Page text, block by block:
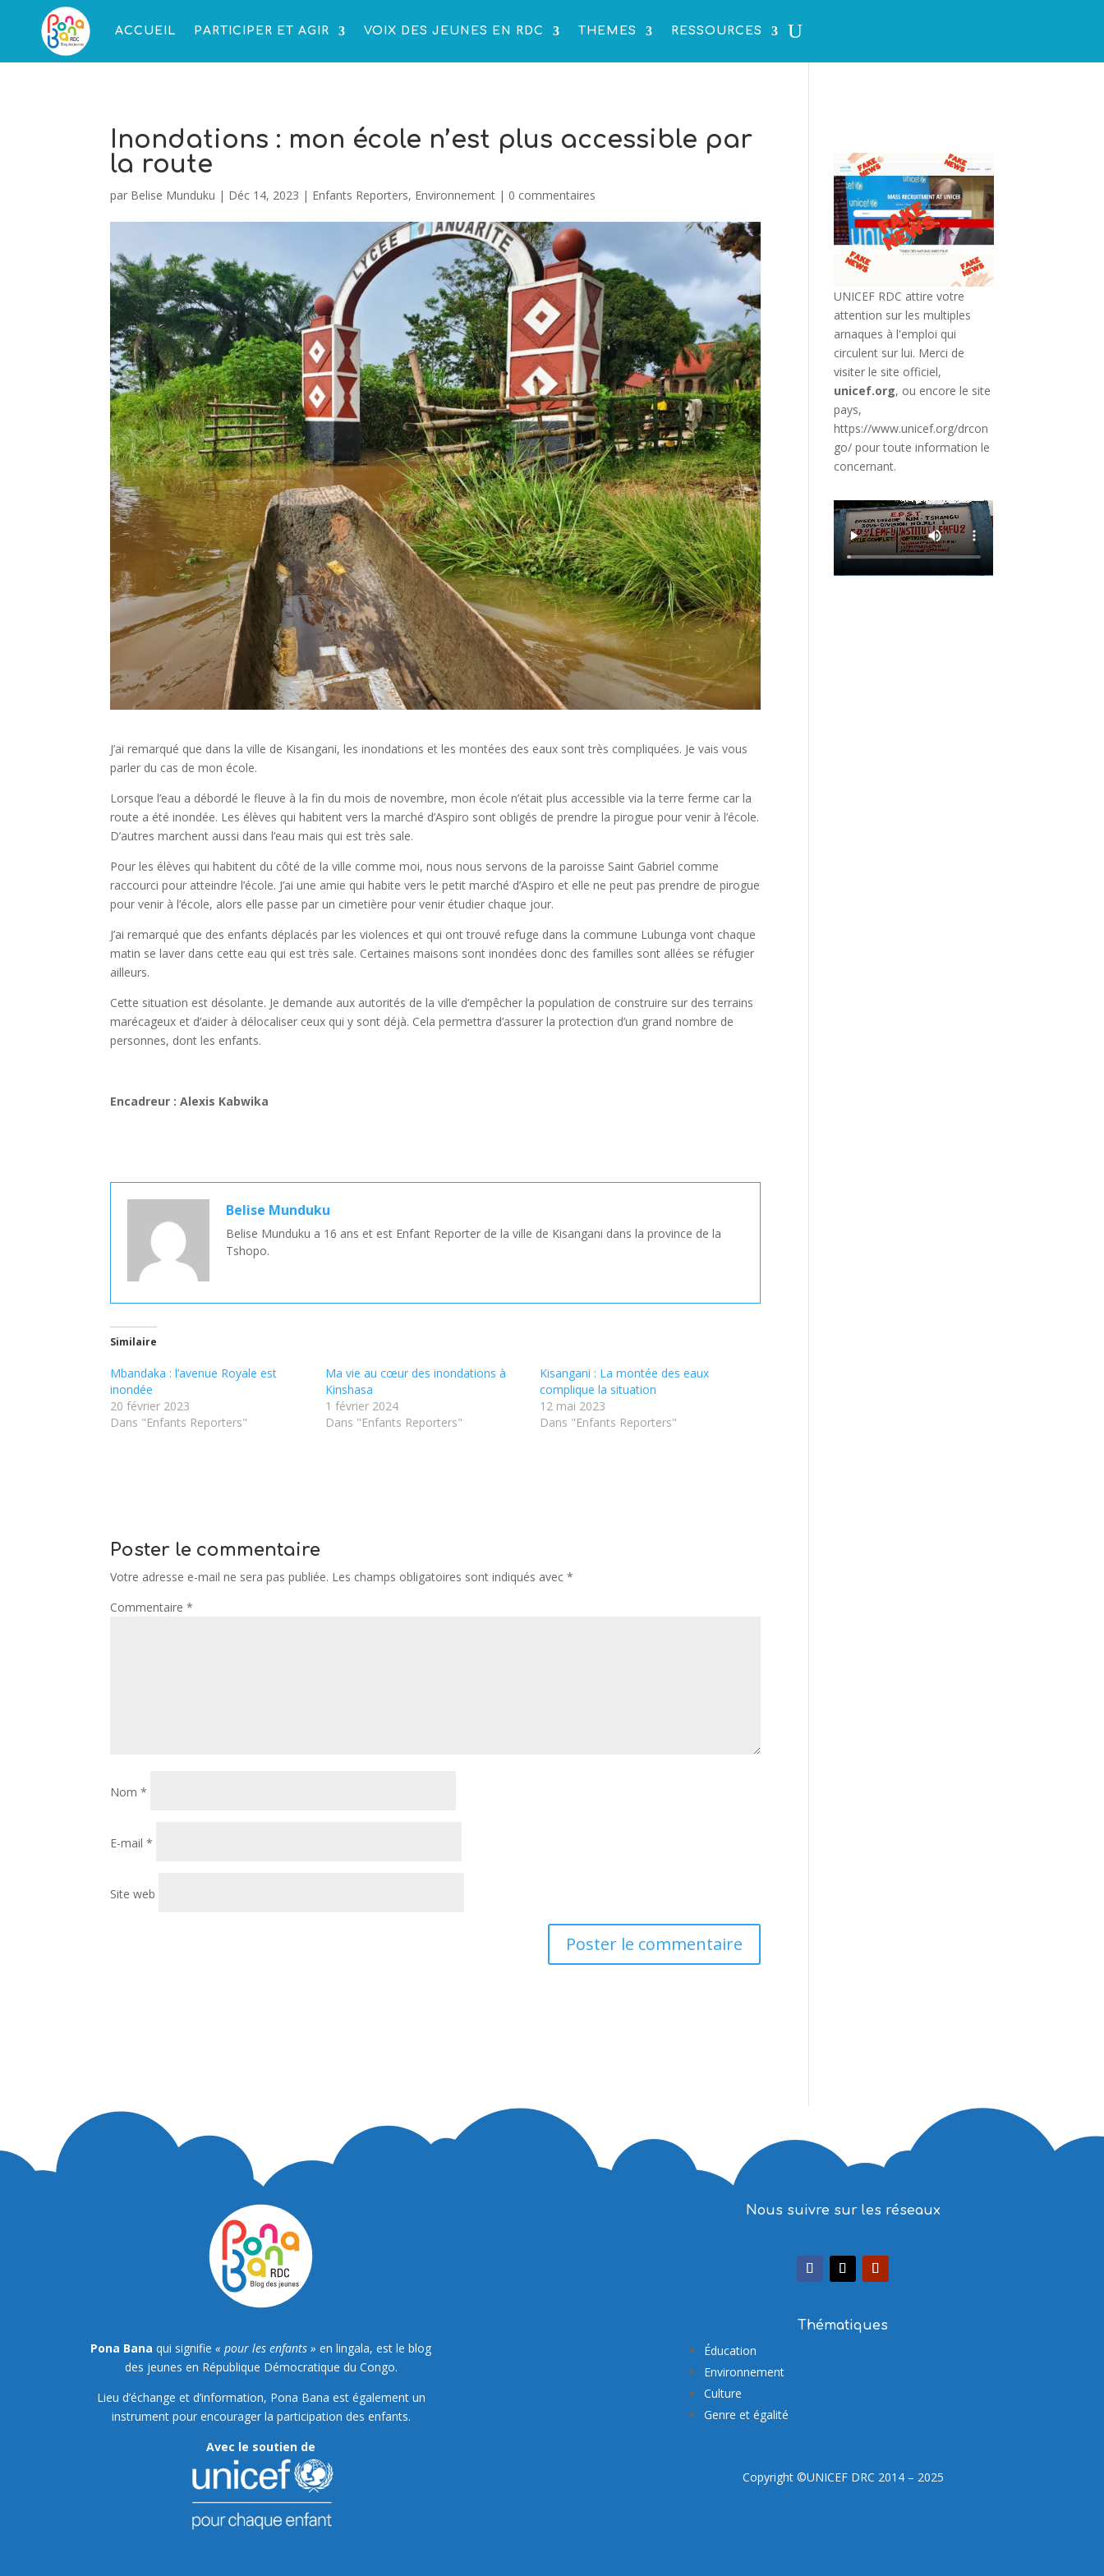
ACCUEIL PARTICIPER ET AGIR VOIX DES JEUNES EN RDC THEMES RESSOURCES
Inondations : mon école n’est plus accessible par
la route
par Belise Munduku | Déc 14, 2023 | Enfants Reporters, Environnement | 0 commentaires
J’ai remarqué que dans la ville de Kisangani, les inondations et les montées des eaux sont très compliquées. Je vais vous
parler du cas de mon école.
Lorsque l’eau a débordé le fleuve à la fin du mois de novembre, mon école n’était plus accessible via la terre ferme car la
route a été inondée. Les élèves qui habitent vers la marché d’Aspiro sont obligés de prendre la pirogue pour venir à l’école.
D’autres marchent aussi dans l’eau mais qui est très sale.
Pour les élèves qui habitent du côté de la ville comme moi, nous nous servons de la paroisse Saint Gabriel comme
raccourci pour atteindre l’école. J’ai une amie qui habite vers le petit marché d’Aspiro et elle ne peut pas prendre de pirogue
pour venir à l’école, alors elle passe par un cimetière pour venir étudier chaque jour.
J’ai remarqué que des enfants déplacés par les violences et qui ont trouvé refuge dans la commune Lubunga vont chaque
matin se laver dans cette eau qui est très sale. Certaines maisons sont inondées donc des familles sont allées se réfugier
ailleurs.
Cette situation est désolante. Je demande aux autorités de la ville d’empêcher la population de construire sur des terrains
marécageux et d’aider à délocaliser ceux qui y sont déjà. Cela permettra d’assurer la protection d’un grand nombre de
personnes, dont les enfants.
Encadreur : Alexis Kabwika
Belise Munduku
Belise Munduku a 16 ans et est Enfant Reporter de la ville de Kisangani dans la province de la
Tshopo.
Similaire
Mbandaka : l’avenue Royale est
inondée
20 février 2023
Dans "Enfants Reporters"
Ma vie au cœur des inondations à
Kinshasa
1 février 2024
Dans "Enfants Reporters"
Kisangani : La montée des eaux
complique la situation
12 mai 2023
Dans "Enfants Reporters"
Poster le commentaire
Votre adresse e-mail ne sera pas publiée. Les champs obligatoires sont indiqués avec*
Commentaire*
Nom*
E-mail*
Site web
UNICEF RDC attire votre
attention sur les multiples
arnaques à l'emploi qui
circulent sur lui. Merci de
visiter le site officiel,
unicef.org, ou encore le site
pays,
https://www.unicef.org/drcon
go/ pour toute information le
concernant.
Pona Bana qui signifie« pour les enfants » en lingala, est le blog
des jeunes en République Démocratique du Congo.
Lieu d’échange et d’information, Pona Bana est également un
instrument pour encourager la participation des enfants.
Avec le soutien de
Nous suivre sur les réseaux
Thématiques
Éducation
Environnement
Culture
Genre et égalité
Copyright ©UNICEF DRC 2014 – 2025